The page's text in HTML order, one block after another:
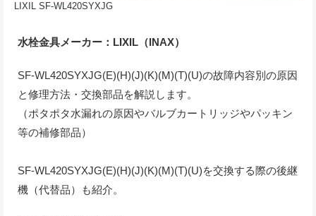
LIXIL SF-WL420SYXJG
水栓金具メーカー：LIXIL（INAX）
SF-WL420SYXJG(E)(H)(J)(K)(M)(T)(U)の故障内容別の原因
と修理方法・交換部品を解説します。
（ポタポタ水漏れの原因やバルブカートリッジやパッキン
等の補修部品）
SF-WL420SYXJG(E)(H)(J)(K)(M)(T)(U)を交換する際の後継
機（代替品）も紹介。